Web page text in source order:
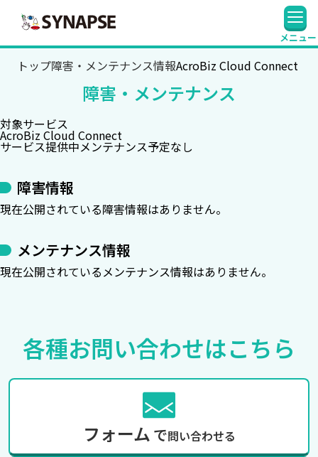
メニュー
トップ障害・メンテナンス情報AcroBiz Cloud Connect
障害・メンテナンス
対象サービス
AcroBiz Cloud Connect
サービス提供中メンテナンス予定なし
障害情報
現在公開されている障害情報はありません。
メンテナンス情報
現在公開されているメンテナンス情報はありません。
各種お問い合わせはこちら
フォーム で問い合わせる